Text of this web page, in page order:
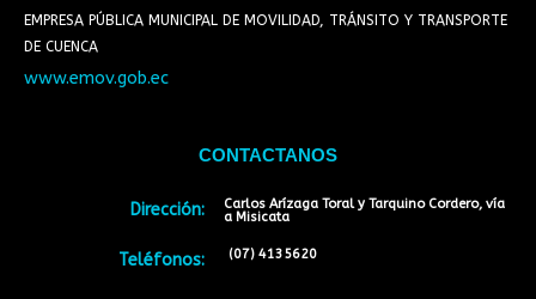
EMPRESA PÚBLICA MUNICIPAL DE MOVILIDAD, TRÁNSITO Y TRANSPORTE
DE CUENCA
www.emov.gob.ec
CONTACTANOS
Dirección:
Teléfonos:
Carlos Arízaga Toral y Tarquino Cordero, vía
a Misicata
(07) 4135620